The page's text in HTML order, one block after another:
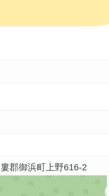
郡御浜町上野616-2